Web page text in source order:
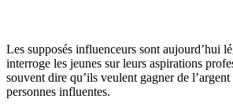
Les supposés influenceurs sont aujourd’hui
interroge les jeunes sur leurs aspirations
souvent dire qu’ils veulent gagner de
personnes influentes.